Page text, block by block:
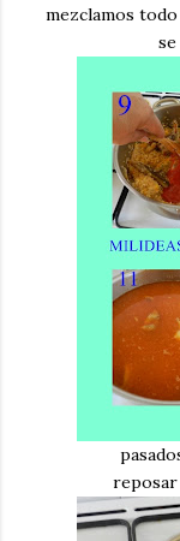
mezclamos
reposar